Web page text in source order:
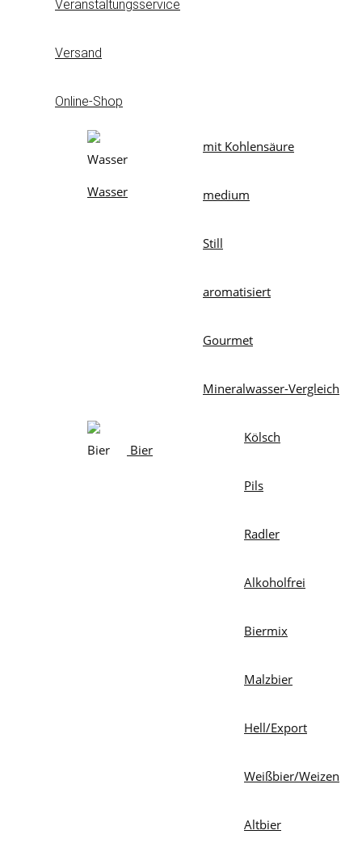
Veranstaltungsservice
Versand
Online-Shop
Wasser
mit Kohlensäure
medium
Still
aromatisiert
Gourmet
Mineralwasser-Vergleich
Bier
Kölsch
Pils
Radler
Alkoholfrei
Biermix
Malzbier
Hell/Export
Weißbier/Weizen
Altbier